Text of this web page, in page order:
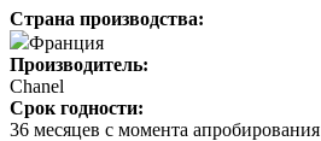
Страна производства:
Франция
Производитель:
Chanel
Срок годности:
36 месяцев с момента апробирования